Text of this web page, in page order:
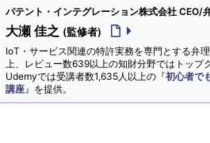
パテント・インテグレーション株式会社 CEO/
大瀬 佳之 (監修者)
IoT・サービス関連の特許実務を専門とする弁
上、レビュー数639以上の知財分野ではトップ
Udemyでは受講者数1,635人以上の『初心者で
講座 』を提供。